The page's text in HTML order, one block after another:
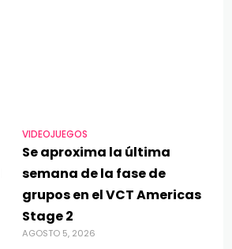
VIDEOJUEGOS
Se aproxima la última
semana de la fase de
grupos en el VCT Americas
Stage 2
AGOSTO 5, 2026